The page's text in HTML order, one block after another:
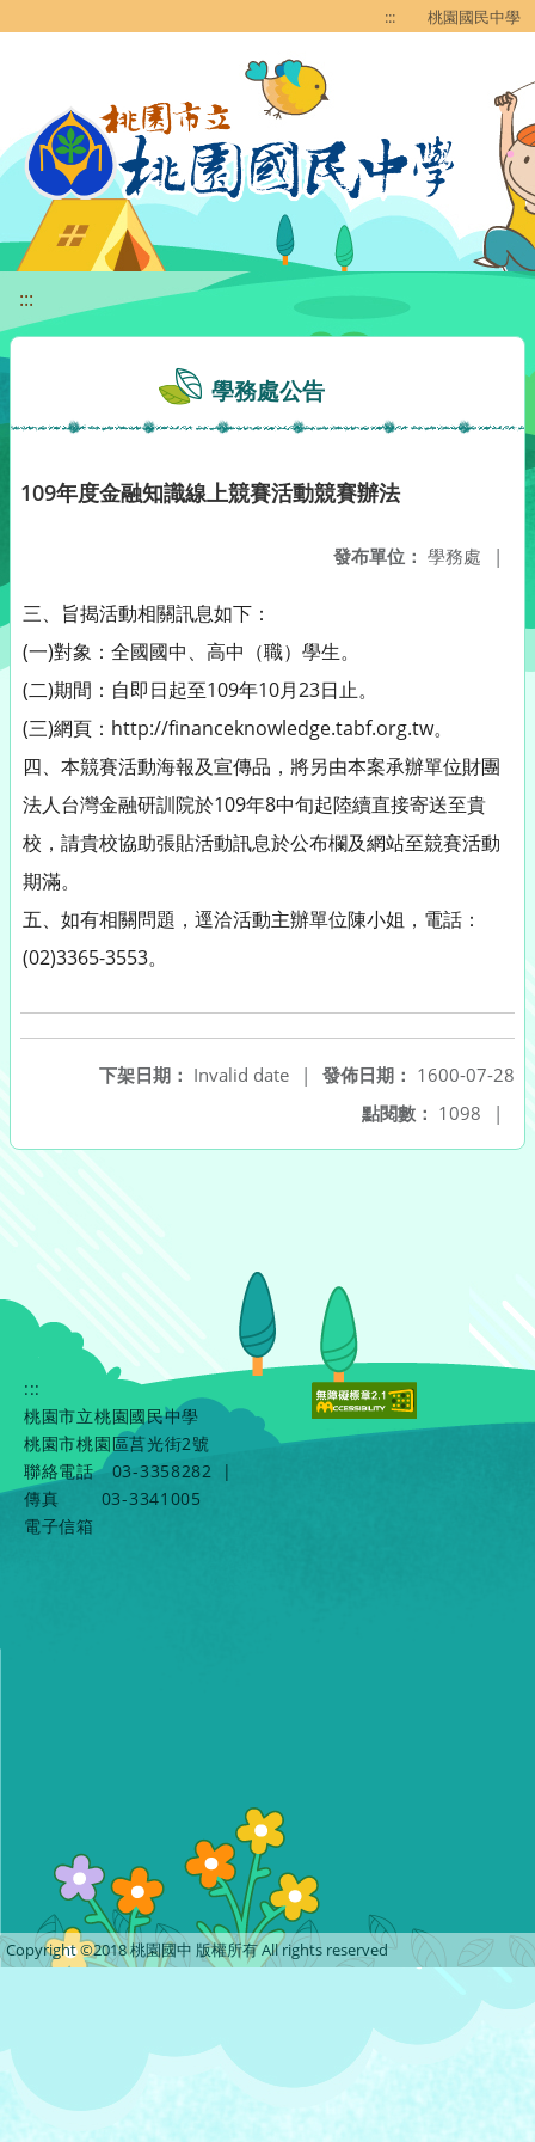
::: 桃園國民中學
:::
學務處公告
109年度金融知識線上競賽活動競賽辦法
發布單位： 學務處 |
三、旨揭活動相關訊息如下：
(一)對象：全國國中、高中（職）學生。
(二)期間：自即日起至109年10月23日止。
(三)網頁：http://financeknowledge.tabf.org.tw。
四、本競賽活動海報及宣傳品，將另由本案承辦單位財團
法人台灣金融研訓院於109年8中旬起陸續直接寄送至貴
校，請貴校協助張貼活動訊息於公布欄及網站至競賽活動
期滿。
五、如有相關問題，逕洽活動主辦單位陳小姐，電話：
(02)3365-3553。
發佈日期： 1600-07-28
下架日期： Invalid date
|
點閱數： 1098 |
:::
桃園市立桃園國民中學
桃園市桃園區莒光街2號
聯絡電話
03-3358282
|
傳真
03-3341005
電子信箱
Copyright ©2018 桃園國中 版權所有 All rights reserved